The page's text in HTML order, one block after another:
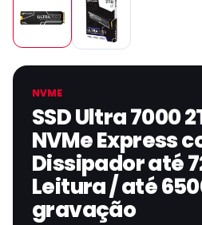
NVME
SSD Ultra 7000
NVMe Express
Dissipador até
Leitura / até
gravação